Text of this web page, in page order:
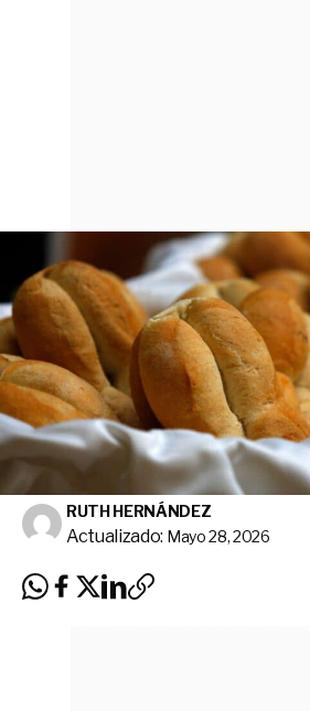
RUTH HERNÁNDEZ
Actualizado: Mayo 28, 2026